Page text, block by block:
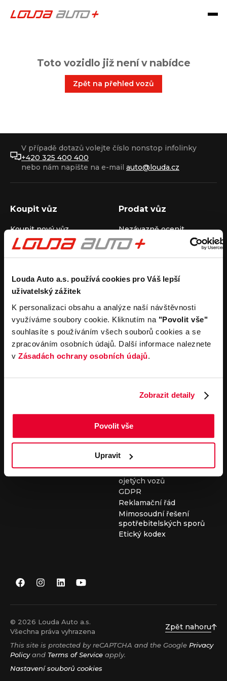
Louda Auto a.s. používá cookies pro Váš lepší
uživatelský zážitek
K personalizaci obsahu a analýze naší návštěvnosti
využíváme soubory cookie. Kliknutím na "Povolit vše"
souhlasíte s používáním všech souborů cookies a se
zpracováním osobních údajů. Další informace naleznete
v Zásadách ochrany osobních údajů.
Zobrazit detaily
Povolit vše
Upravit
Toto vozidlo již není v nabídce
Zpět na přehled vozů
V případě dotazů volejte číslo nonstop infolinky
+420 325 400 400
nebo nám napište na e-mail auto@louda.cz
Koupit vůz
Koupit nový vůz
Koupit ojetý vůz
Koupit užitkový vůz
Prodat vůz
Nezávazně ocenit
Průběh výkupu vozu
Pronájem
Carsharing
Autopůjčovna
Operativní leasing
Společnost
Louda Auto+ Poděbrady
Obytné vozy
Novinky
Kariéra
Servisní služby
Servis
Důležité odkazy
Cookies
Všeobecné obchodní
podmínky pro online
vozidel
Všeobecné obchodní
podmínky pro provádění
servisních prací
Všeobecné obchodní
podmínky při nákupu
ojetých vozů
GDPR
Reklamační řád
Mimosoudní řešení
spotřebitelských sporů
Etický kodex
© 2026 Louda Auto a.s.
Všechna práva vyhrazena
Zpět nahoru
This site is protected by reCAPTCHA and the Google Privacy
Policyand Terms of Service apply.
Nastavení souborů cookies